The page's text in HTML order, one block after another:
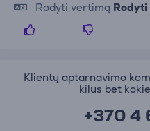
Rodyti vertimą
Klientų aptarnavimo
kilus bet
+370 4